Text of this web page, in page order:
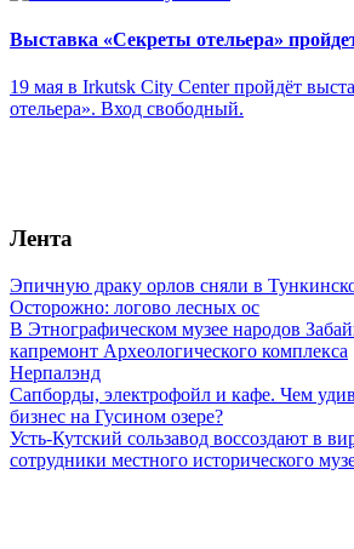
Выставка «Секреты отельера»
19 мая в Irkutsk City Center пройдёт
отельера». Вход свободный.
Лента
Эпичную драку орлов сняли в
Осторожно: логово лесных ос
В Этнографическом музее народов
капремонт Археологического комплекса
Нерпалэнд
Сапборды, электрофойл и кафе. Чем
бизнес на Гусином озере?
Усть-Кутский сользавод воссоздают в
сотрудники местного исторического